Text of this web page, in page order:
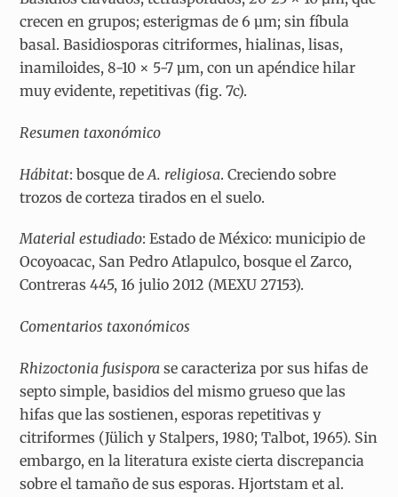
crecen en grupos; esterigmas de 6 µm; sin fíbula
basal. Basidiosporas citriformes, hialinas, lisas,
inamiloides, 8-10 × 5-7 µm, con un apéndice hilar
muy evidente, repetitivas (fig. 7c).
Resumen taxonómico
Hábitat: bosque deA. religiosa. Creciendo sobre
trozos de corteza tirados en el suelo.
Material estudiado: Estado de México: municipio de
Ocoyoacac, San Pedro Atlapulco, bosque el Zarco,
Contreras 445, 16 julio 2012 (MEXU 27153).
Comentarios taxonómicos
Rhizoctonia fusispora se caracteriza por sus hifas de
septo simple, basidios del mismo grueso que las
hifas que las sostienen, esporas repetitivas y
citriformes (Jülich y Stalpers, 1980; Talbot, 1965). Sin
embargo, en la literatura existe cierta discrepancia
sobre el tamaño de sus esporas. Hjortstam et al.